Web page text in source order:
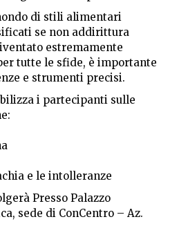
di stili alimentari
se non addirittura
estremamente
tutte le sfide, è importante
e strumenti precisi.
i partecipanti sulle
e le intolleranze
Presso Palazzo
sede di ConCentro – Az.